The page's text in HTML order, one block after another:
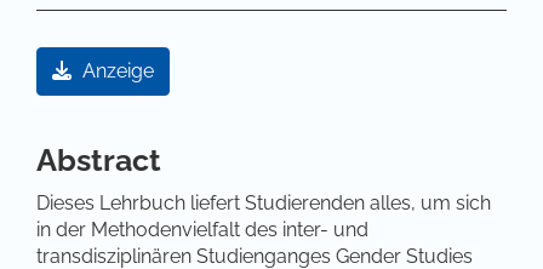
Artikel-Sidebar
Anzeige
Hauptsächlicher Artikelinhalt
Abstract
Dieses Lehrbuch liefert Studierenden alles, um sich
in der Methodenvielfalt des inter- und
transdisziplinären Studienganges Gender Studies